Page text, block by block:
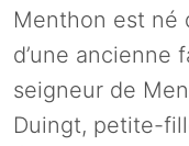
Menthon est né
d’une ancienne
seigneur de
Duingt, petite-